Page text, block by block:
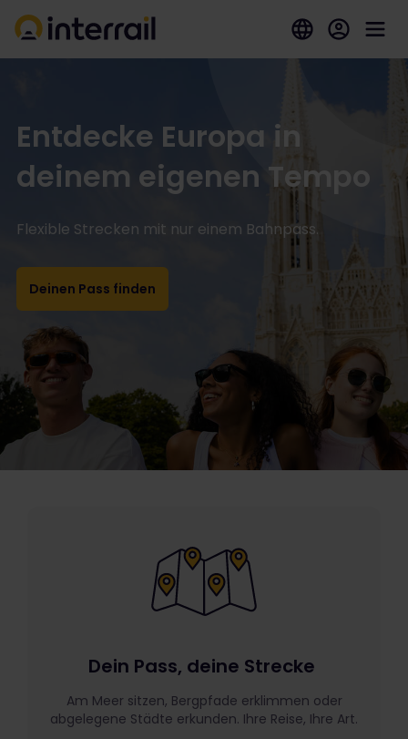
Entdecke Europa in
deinem eigenen Tempo
Flexible Strecken mit nur einem Bahnpass.
Deinen Pass finden
Dein Pass, deine Strecke
Am Meer sitzen, Bergpfade erklimmen oder
abgelegene Städte erkunden. Ihre Reise, Ihre Art.